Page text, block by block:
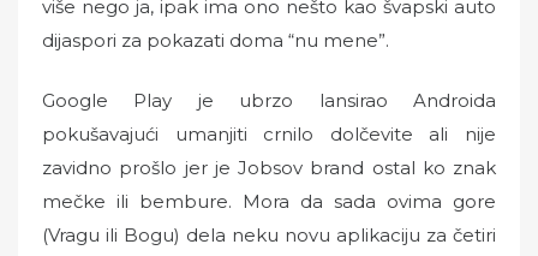
više nego ja, ipak ima ono nešto kao švapski auto
dijaspori za pokazati doma “nu mene”.
Google Play je ubrzo lansirao Androida
pokušavajući umanjiti crnilo dolčevite ali nije
zavidno prošlo jer je Jobsov brand ostal ko znak
mečke ili bembure. Mora da sada ovima gore
(Vragu ili Bogu) dela neku novu aplikaciju za četiri